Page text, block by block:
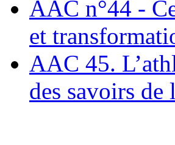
AAC n°44 -
et
AAC 45.
des savoirs de